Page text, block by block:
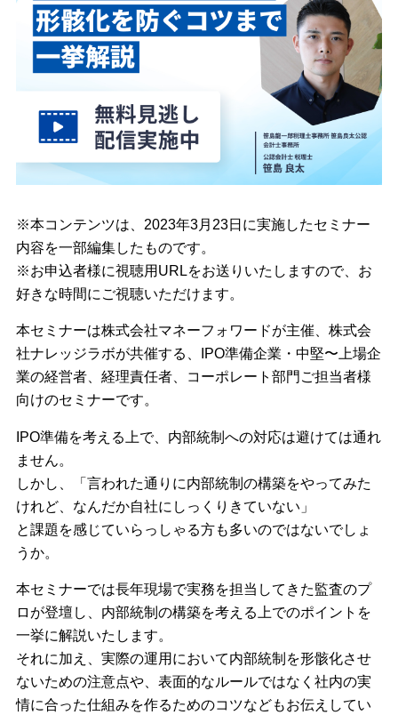
※本コンテンツは、2023年3月23日に実施したセミナー
内容を一部編集したものです。
※お申込者様に視聴用URLをお送りいたしますので、お
好きな時間にご視聴いただけます。
本セミナーは株式会社マネーフォワードが主催、株式会
社ナレッジラボが共催する、IPO準備企業・中堅〜上場企
業の経営者、経理責任者、コーポレート部門ご担当者様
向けのセミナーです。
IPO準備を考える上で、内部統制への対応は避けては通れ
ません。
しかし、「言われた通りに内部統制の構築をやってみた
けれど、なんだか自社にしっくりきていない」
と課題を感じていらっしゃる方も多いのではないでしょ
うか。
本セミナーでは長年現場で実務を担当してきた監査のプ
ロが登壇し、内部統制の構築を考える上でのポイントを
一挙に解説いたします。
それに加え、実際の運用において内部統制を形骸化させ
ないための注意点や、表面的なルールではなく社内の実
情に合った仕組みを作るためのコツなどもお伝えしてい